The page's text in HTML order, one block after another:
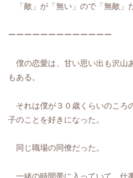
「敵」が「無い」ので「無敵」
ーーーーーーーーーーーーー
僕の恋愛は、甘い思い出も沢山
もある。
それは僕が３０歳くらいのころ
子のことを好きになった。
同じ職場の同僚だった。